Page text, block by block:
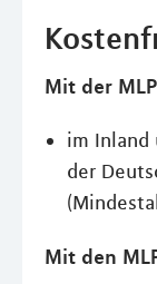
Mit der
im Inland
der
Mit den